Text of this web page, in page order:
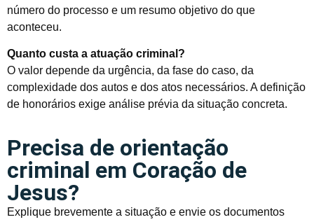
número do processo e um resumo objetivo do que
aconteceu.
Quanto custa a atuação criminal?
O valor depende da urgência, da fase do caso, da
complexidade dos autos e dos atos necessários. A definição
de honorários exige análise prévia da situação concreta.
Precisa de orientação
criminal em Coração de
Jesus?
Explique brevemente a situação e envie os documentos